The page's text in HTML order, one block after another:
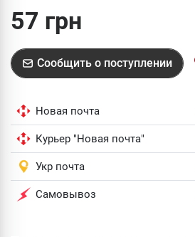
57 грн
Сообщить о поступлении
Новая почта
Курьер "Новая почта"
Укр почта
Самовывоз